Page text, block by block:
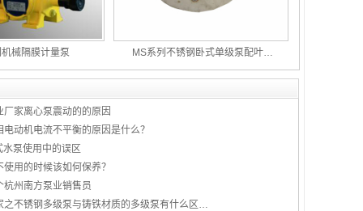
械隔膜计量泵 MS系列不锈钢卧式单级泵配叶…
厂家离心泵震动的的原因
电动机电流不平衡的原因是什么？
泵使用中的误区
用的时候该如何保养？
杭州南方泵业销售员
之不锈钢多级泵与铸铁材质的多级泵有什么区…